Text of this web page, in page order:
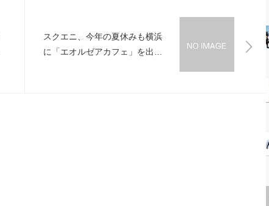
スクエニ、今年の夏休みも横浜
に「エオルゼアカフェ」を出張